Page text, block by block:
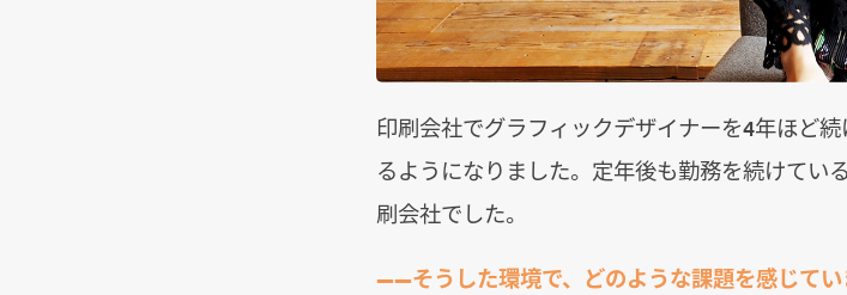
印刷会社でグラフィックデザイナーを4年ほど
るようになりました。定年後も勤務を続けてい
刷会社でした。
――そうした環境で、どのような課題を感じてい